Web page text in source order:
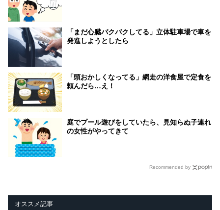
「まだ心臓バクバクしてる」立体駐車場で車を
発進しようとしたら
「頭おかしくなってる」網走の洋食屋で定食を
頼んだら…え！
庭でプール遊びをしていたら、見知らぬ子連れ
の女性がやってきて
Recommended by
オススメ記事